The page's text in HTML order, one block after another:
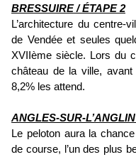
BRESSUIRE / ÉTAPE 2
L’architecture du centre-
de Vendée et seules
XVIIème siècle. Lors du
château de la ville,
8,2% les attend.
ANGLES-SUR-
Le peloton aura la
de course, l’un des plus